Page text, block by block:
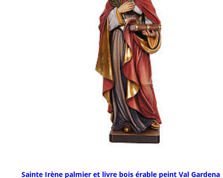
Sainte Irène palmier et livre bois érable peint Val Gardena